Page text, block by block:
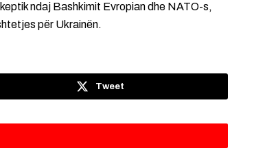
ndaj Bashkimit Evropian dhe NATO-s,
për Ukrainën.
Tweet